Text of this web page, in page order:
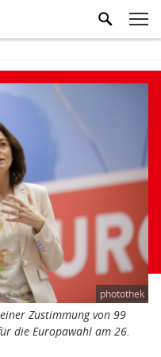
photothek
Zustimmung von 99
die Europawahl am 26.